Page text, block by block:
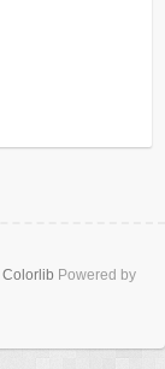
Colorlib Powered by